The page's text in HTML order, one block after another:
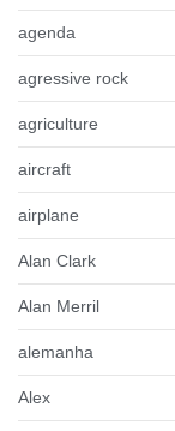
agenda
agressive rock
agriculture
aircraft
airplane
Alan Clark
Alan Merril
alemanha
Alex